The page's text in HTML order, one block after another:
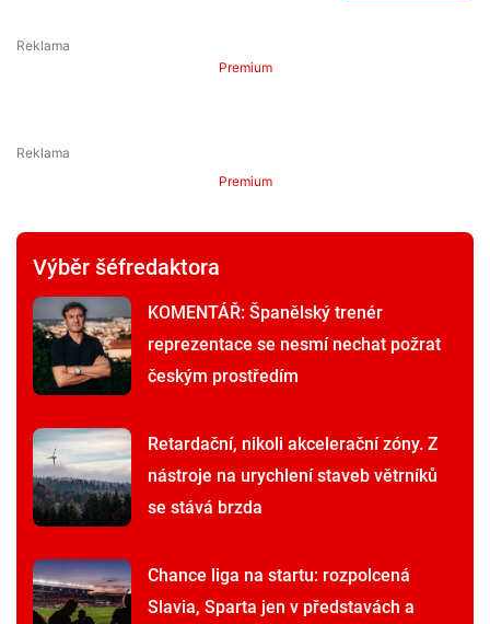
Premium
Premium
Výběr šéfredaktora
KOMENTÁŘ: Španělský trenér
reprezentace se nesmí nechat požrat
českým prostředím
Retardační, nikoli akcelerační zóny. Z
nástroje na urychlení staveb větrníků
se stává brzda
Chance liga na startu: rozpolcená
Slavia, Sparta jen v představách a